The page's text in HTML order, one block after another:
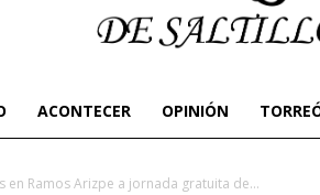
ACONTECER OPINIÓN
en Ramos Arizpe a jornada gratuita de...